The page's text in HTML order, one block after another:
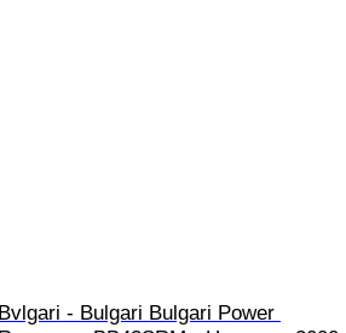
Bvlgari - Bulgari Bulgari Power